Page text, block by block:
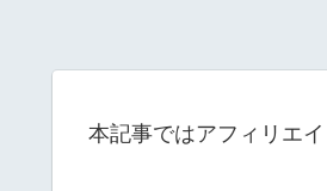
本記事ではアフィリエ